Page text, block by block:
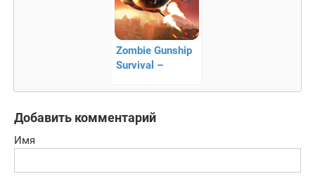
Zombie Gunship
Survival –
зомби с
воздуха!
Добавить комментарий
Имя